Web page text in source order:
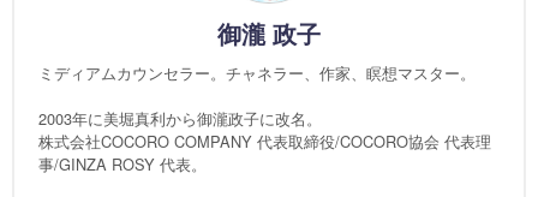
御瀧 政子
ミディアムカウンセラー。チャネラー、作家、瞑想マスター。
2003年に美堀真利から御瀧政子に改名。
株式会社COCORO COMPANY 代表取締役/COCORO協会 代表理
事/GINZA ROSY 代表。